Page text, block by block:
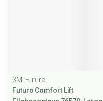
3M, Futuro
Futuro Comfort Lift